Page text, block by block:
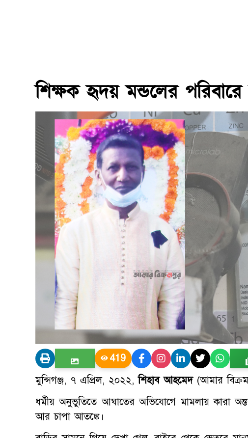
শিক্ষক হৃদয় মন্ডলের
419
মুন্সিগঞ্জ, ৭ এপ্রিল, ২০২২,শিহাব আহমেদ (আমার
ধর্মীয় অনুভুতিতে আঘাতের অভিযোগে মামলায় কারা
আর চাপা আতঙ্কে।